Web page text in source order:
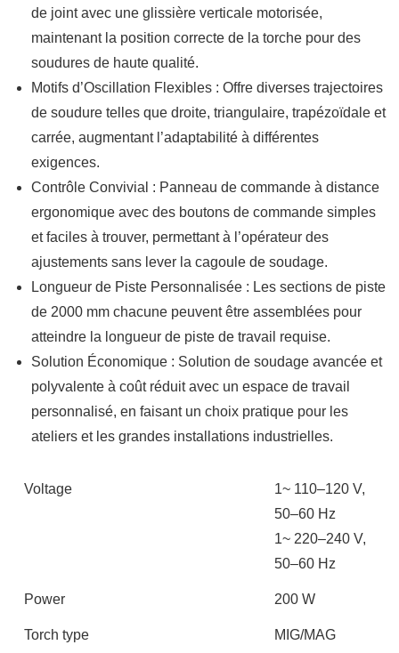
de joint avec une glissière verticale motorisée,
maintenant la position correcte de la torche pour des
soudures de haute qualité.
Motifs d’Oscillation Flexibles : Offre diverses trajectoires
de soudure telles que droite, triangulaire, trapézoïdale et
carrée, augmentant l’adaptabilité à différentes
exigences.
Contrôle Convivial : Panneau de commande à distance
ergonomique avec des boutons de commande simples
et faciles à trouver, permettant à l’opérateur des
ajustements sans lever la cagoule de soudage.
Longueur de Piste Personnalisée : Les sections de piste
de 2000 mm chacune peuvent être assemblées pour
atteindre la longueur de piste de travail requise.
Solution Économique : Solution de soudage avancée et
polyvalente à coût réduit avec un espace de travail
personnalisé, en faisant un choix pratique pour les
ateliers et les grandes installations industrielles.
Voltage
1~ 110–120 V,
50–60 Hz
1~ 220–240 V,
50–60 Hz
Power 200 W
Torch type MIG/MAG